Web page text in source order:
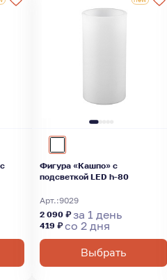
Фигура «Кашпо» с
подсветкой LED h-80
Арт.:9029
2 090 ₽ за 1 день
419 ₽со 2 дня
Выбрать